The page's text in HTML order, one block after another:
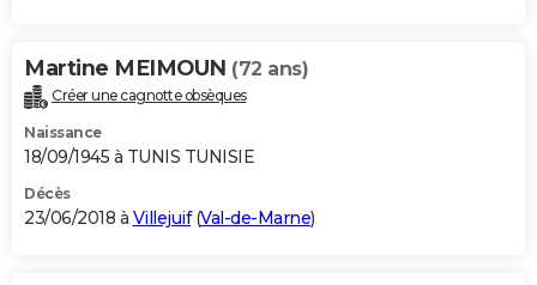
Martine MEIMOUN (72 ans)
Créer une cagnotte obsèques
Naissance
18/09/1945 à TUNIS TUNISIE
Décès
23/06/2018 à Villejuif(Val-de-Marne)